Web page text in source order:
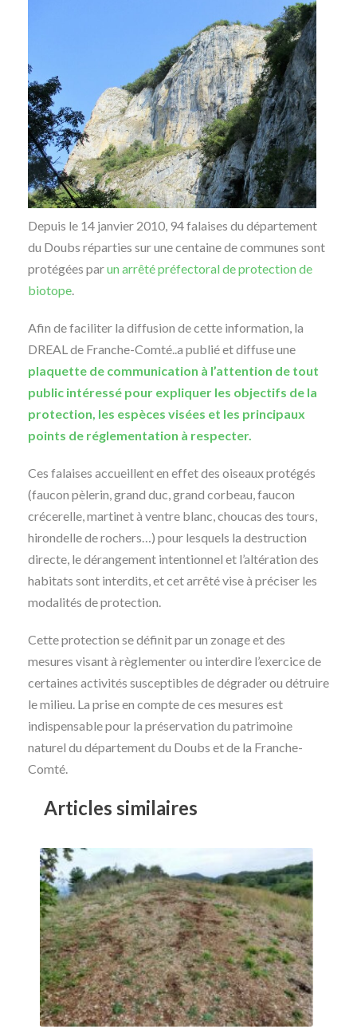
Depuis le 14 janvier 2010, 94 falaises du département
du Doubs réparties sur une centaine de communes sont
protégées parun arrêté préfectoral de protection de
biotope.
Afin de faciliter la diffusion de cette information, la
DREAL de Franche-Comté..a publié et diffuse une
plaquette de communication à l’attention de tout
public intéressé pour expliquer les objectifs de la
protection, les espèces visées et les principaux
points de réglementation à respecter.
Ces falaises accueillent en effet des oiseaux protégés
(faucon pèlerin, grand duc, grand corbeau, faucon
crécerelle, martinet à ventre blanc, choucas des tours,
hirondelle de rochers…) pour lesquels la destruction
directe, le dérangement intentionnel et l’altération des
habitats sont interdits, et cet arrêté vise à préciser les
modalités de protection.
Cette protection se définit par un zonage et des
mesures visant à règlementer ou interdire l’exercice de
certaines activités susceptibles de dégrader ou détruire
le milieu. La prise en compte de ces mesures est
indispensable pour la préservation du patrimoine
naturel du département du Doubs et de la Franche-
Comté.
Articles similaires